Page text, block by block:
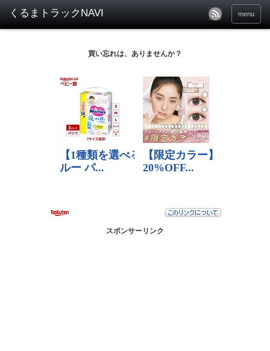
menu
買い忘れは、ありませんか？
スポンサーリンク